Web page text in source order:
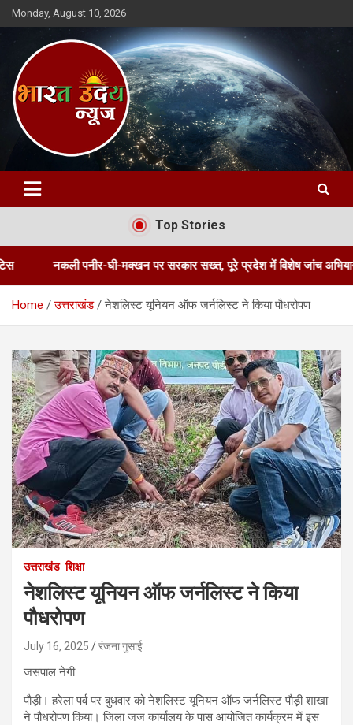
Skip
to
Monday, August 10, 2026
Bharat Uday News
Top Stories
पनीर-घी-मक्खन पर सरकार सख्त, पूरे प्रदेश में विशेष जांच अभियान के निर्देश
Home उत्तराखंड नेशलिस्ट यूनियन ऑफ जर्नलिस्ट ने किया पौधरोपण
उत्तराखंड शिक्षा
नेशलिस्ट यूनियन ऑफ जर्नलिस्ट ने किया
पौधरोपण
July 16, 2025 रंजना गुसाई
जसपाल नेगी
पौड़ी। हरेला पर्व पर बुधवार को नेशलिस्ट यूनियन ऑफ जर्नलिस्ट पौड़ी शाखा
ने पौधरोपण किया। जिला जज कार्यालय के पास आयोजित कार्यक्रम में इस